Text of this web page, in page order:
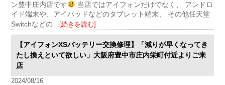
ン豊中庄内店です
当店ではアイフォンだけでなく、 アンドロ
イド端末や、アイパッドなどのタブレット端末、 その他任天堂
Switchなどの…[続きを読む]
【アイフォンXSバッテリー交換修理】「減りが早くなってき
たし換えといて欲しい」大阪府豊中市庄内栄町付近よりご来
店
2024/08/16